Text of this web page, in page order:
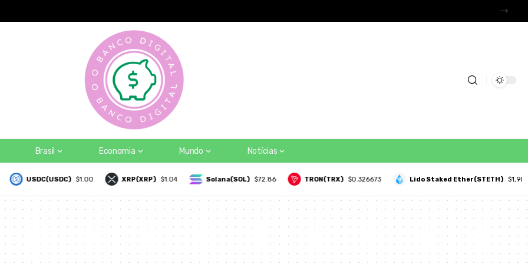
Brasil Economia Mundo Notícias
USDC(USDC) $1.00 XRP(XRP) $1.04 Solana(SOL) $72.86 TRON(TRX) $0.326673 Lido Staked Ether(STETH)